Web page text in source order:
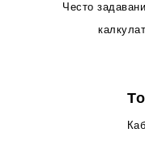
Често